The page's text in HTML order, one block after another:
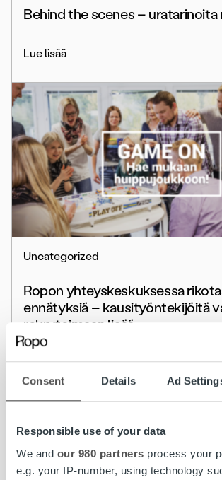
Consent Details Ad
Responsible use of your data
We and our 980 partners process your
e.g. your IP-number, using technology
Behind the scenes –
Lue lisää
Uncategorized
Ropon yhteyskeskuksessa
ennätyksiä – kausityöntekijöitä
rekrytoimaan lisää
Lue lisää